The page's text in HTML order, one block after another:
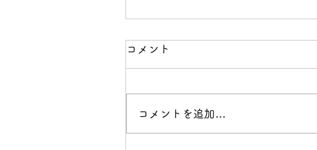
コメント
コメントを追加…